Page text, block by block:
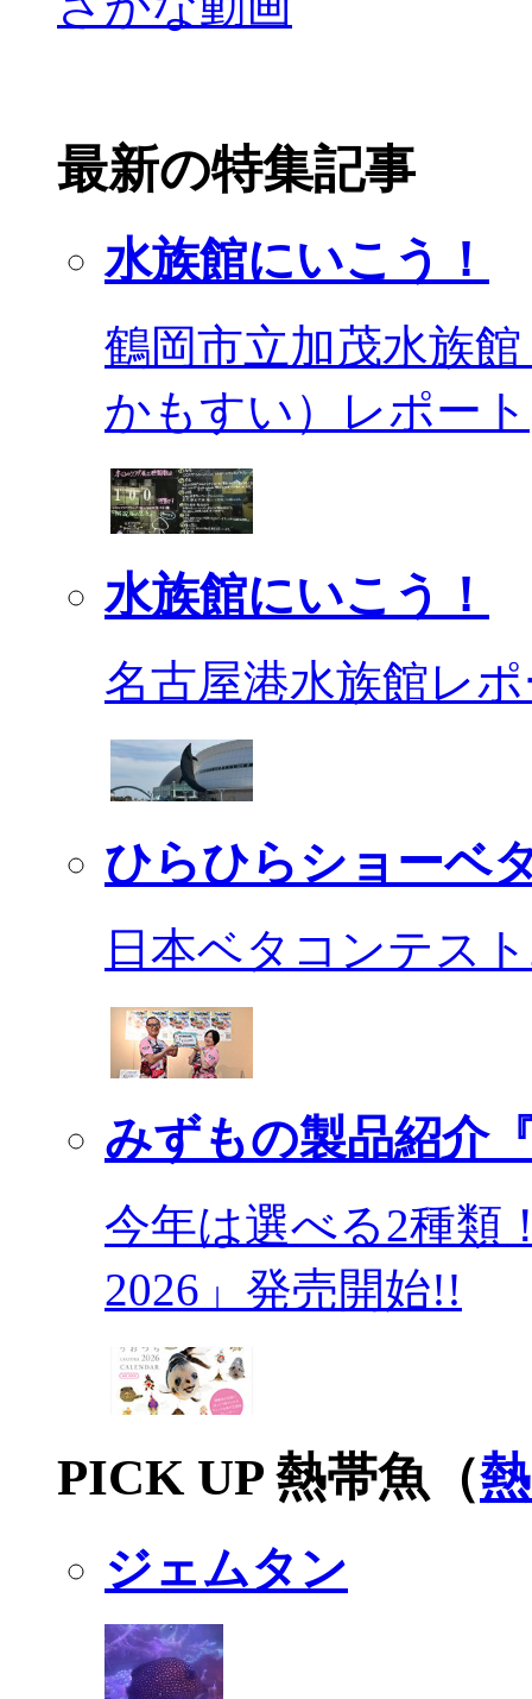
最新の特集記事
水族館にいこう！
鶴岡市立加茂水族
かもすい）レポート
水族館にいこう！
名古屋港水族館レ
ひらひらショーベ
日本ベタコンテス
みずもの製品紹介
今年は選べる2種類
2026」発売開始!!
PICK UP 熱帯魚（
ジェムタン